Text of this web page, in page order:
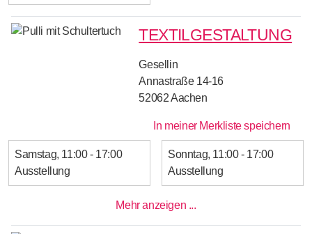
TEXTILGESTALTUNG
Gesellin
Annastraße 14-16
52062Aachen
In meiner Merkliste speichern
Samstag 11:00 - 17:00
Ausstellung
Sonntag 11:00 - 17:00
Ausstellung
Mehr anzeigen ...